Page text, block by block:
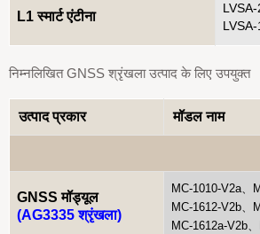
L1 स्मार्ट एंटीना
निम्नलिखित GNSS श्रृंखला उत्पाद के लिए उपयुक्त
उत्पाद प्रकार मॉडल नाम
GNSS मॉड्यूल
(AG3335 श्रृंखला)
MC-1010-V2a、
MC-1612-V2b、
MC-1612a-V2b